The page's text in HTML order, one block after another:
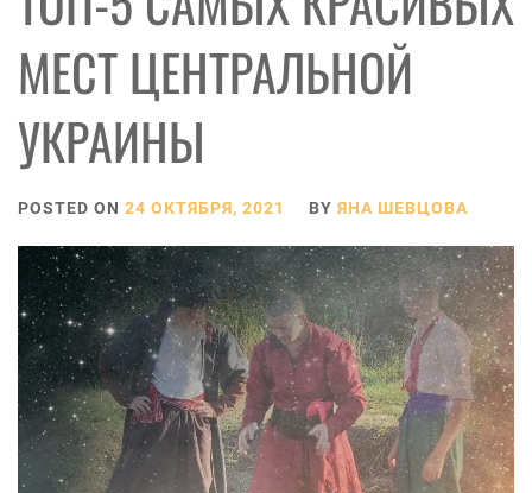
МЕСТ ЦЕНТРАЛЬНОЙ
УКРАИНЫ
POSTED ON 24 ОКТЯБРЯ, 2021 BY ЯНА ШЕВЦОВА